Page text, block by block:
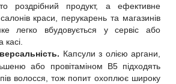
роздрібний продукт, а ефективне
краси, перукарень та магазинів
легко вбудовується у сервіс або
Капсули з олією аргани,
або провітаміном B5 підходять
волосся, тож попит охоплює широку